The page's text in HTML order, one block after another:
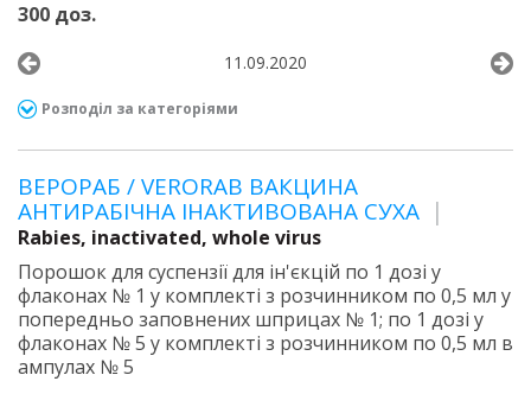
300 доз.
11.09.2020
Розподіл за категоріями
ВЕРОРАБ / VERORAB ВАКЦИНА
АНТИРАБІЧНА ІНАКТИВОВАНА СУХА
Rabies, inactivated, whole virus
Порошок для суспензії для ін'єкцій по 1 дозі у
флаконах № 1 у комплекті з розчинником по 0,5 мл у
попередньо заповнених шприцах № 1; по 1 дозі у
флаконах № 5 у комплекті з розчинником по 0,5 мл в
ампулах № 5